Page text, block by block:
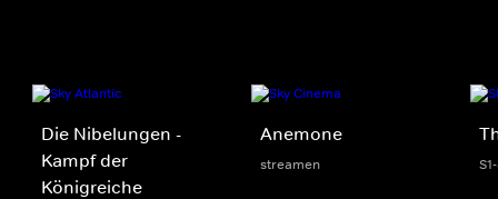
Die Nibelungen -
Kampf der
Königreiche
Anemone
streamen